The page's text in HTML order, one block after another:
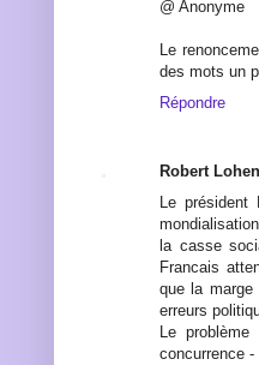
@ Anonyme
Le
des mots un
Répondre
Robert
Le président
la casse
Francais
que la
erreurs
Le
concurrence